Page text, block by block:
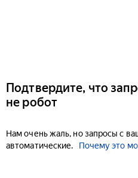
Подтвердите, что
не робот
Нам очень жаль, но запросы с
автоматические.
Почему это